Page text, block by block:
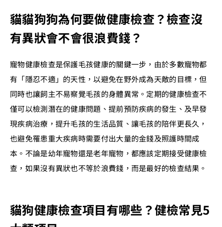
貓貓狗狗為何要做健康檢查？檢查沒
有異狀會不會很浪費錢？
寵物健康檢查是保護毛孩健康的關鍵一步，由於多數寵物都
有「隱忍不適」的天性，以避免在野外成為天敵的目標，但
同時也讓飼主不易察覺毛孩的身體異常。定期的健康檢查不
僅可以檢測潛在的健康問題、提前預防疾病的發生、及早發
現疾病治療，提升毛孩的生活品質、讓毛孩的陪伴更長久，
也避免罹患重大疾病時需要付出大量的金錢及照護時間成
本。不論是幼年寵物還是老年寵物，都應該定期接受健康檢
查，如果沒有異狀也不等於浪費錢，而是最好的檢查結果。
貓狗健康檢查項目有哪些？健檢常見5